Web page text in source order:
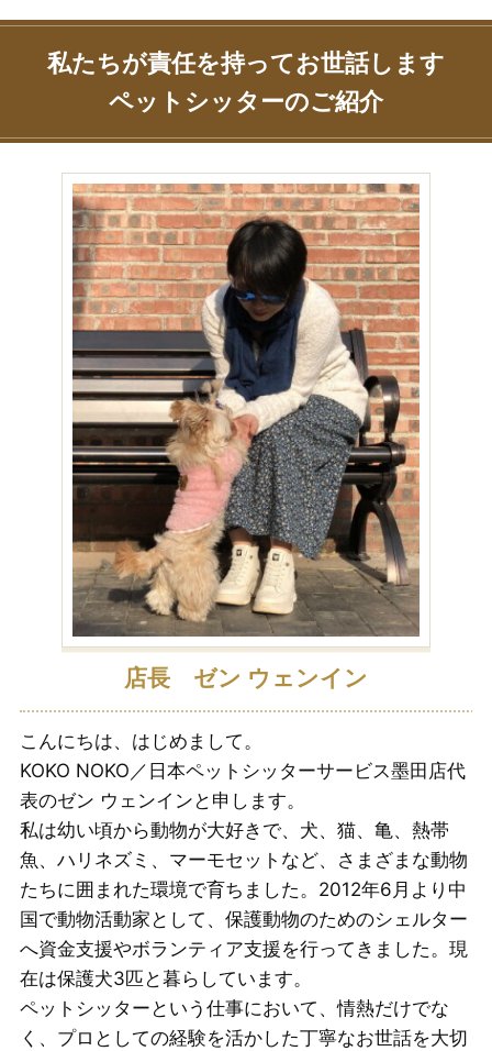
私たちが責任を持ってお世話します
ペットシッターのご紹介
店長 ゼン ウェンイン
こんにちは、はじめまして。
KOKO NOKO／日本ペットシッターサービス墨田店代
表のゼン ウェンインと申します。
私は幼い頃から動物が大好きで、犬、猫、亀、熱帯
魚、ハリネズミ、マーモセットなど、さまざまな動物
たちに囲まれた環境で育ちました。2012年6月より中
国で動物活動家として、保護動物のためのシェルター
へ資金支援やボランティア支援を行ってきました。現
在は保護犬3匹と暮らしています。
ペットシッターという仕事において、情熱だけでな
く、プロとしての経験を活かした丁寧なお世話を大切